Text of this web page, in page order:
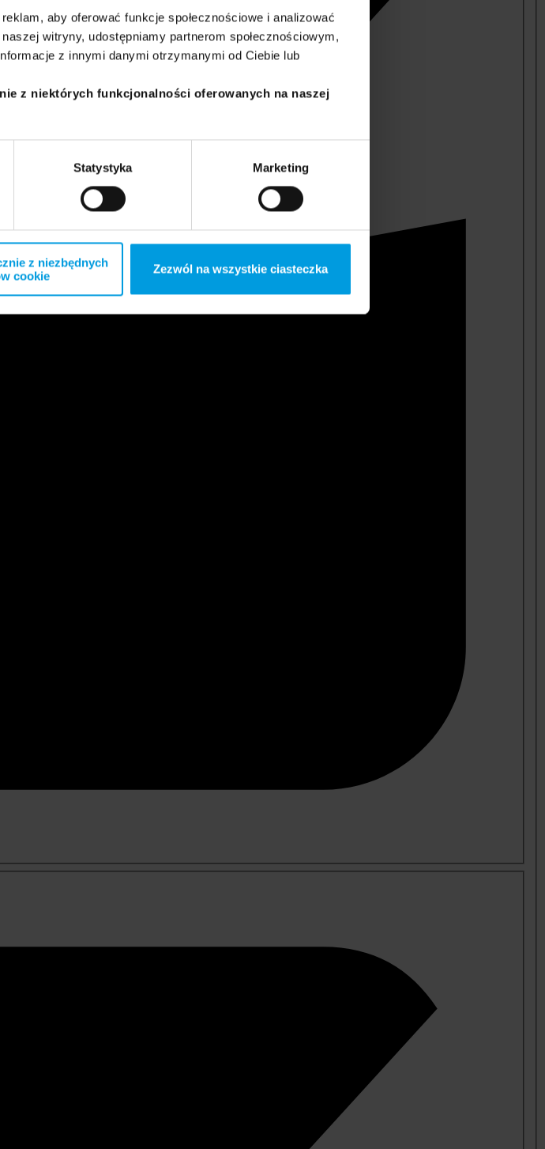
aby oferować funkcje społecznościowe i analizować
witryny, udostępniamy partnerom społecznościowym,
z innymi danymi otrzymanymi od Ciebie lub
z niektórych funkcjonalności oferowanych na naszej
Statystyka Marketing
z niezbędnych
cookie
Zezwól na wszystkie ciasteczka